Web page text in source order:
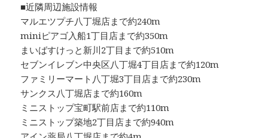
■近隣周辺施設情報
マルエツプチ八丁堀店まで約240m
miniピアゴ入船1丁目店まで約350m
まいばすけっと新川2丁目まで約510m
セブンイレブン中央区八丁堀4丁目店まで約120m
ファミリーマート八丁堀3丁目店まで約230m
サンクス八丁堀店まで約160m
ミニストップ宝町駅前店まで約110m
ミニストップ築地2丁目店まで約940m